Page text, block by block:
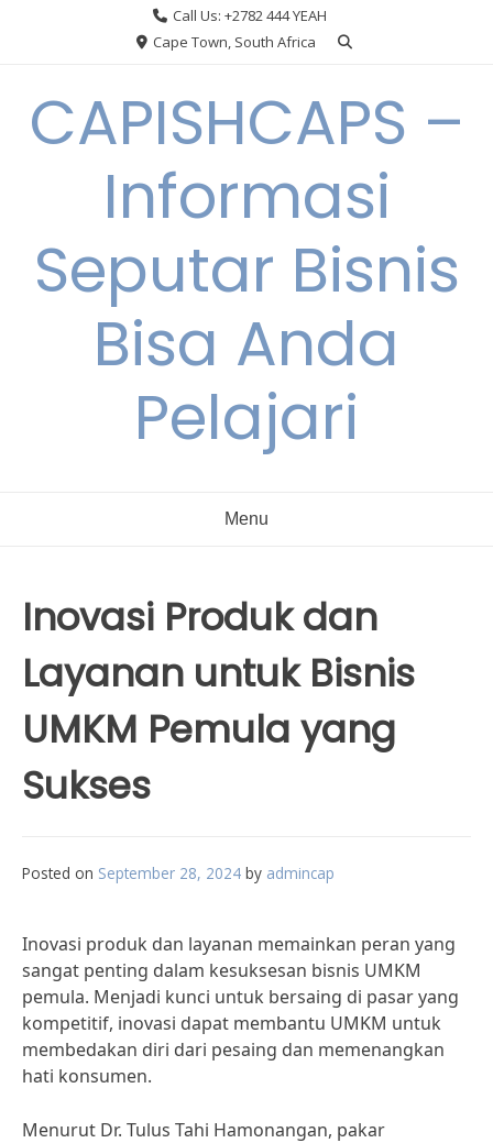
Call Us: +2782 444 YEAH
Cape Town, South Africa
CAPISHCAPS –
Informasi
Seputar Bisnis
Bisa Anda
Pelajari
Menu
Inovasi Produk dan
Layanan untuk Bisnis
UMKM Pemula yang
Sukses
Posted on September 28, 2024 by admincap
Inovasi produk dan layanan memainkan peran yang
sangat penting dalam kesuksesan bisnis UMKM
pemula. Menjadi kunci untuk bersaing di pasar yang
kompetitif, inovasi dapat membantu UMKM untuk
membedakan diri dari pesaing dan memenangkan
hati konsumen.
Menurut Dr. Tulus Tahi Hamonangan, pakar